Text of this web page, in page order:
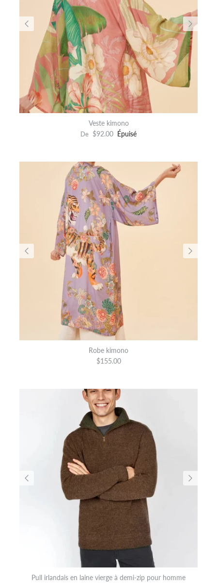
Veste kimono
De $92.00 Épuisé
Robe kimono
$155.00
Pull irlandais en laine vierge à demi-zip pour homme